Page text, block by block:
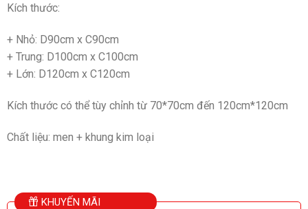
Kích thước:
+ Nhỏ: D90cm x C90cm
+ Trung: D100cm x C100cm
+ Lớn: D120cm x C120cm
Kích thước có thể tùy chỉnh từ 70*70cm đến 120cm*120cm
Chất liệu: men + khung kim loại
KHUYẾN MÃI